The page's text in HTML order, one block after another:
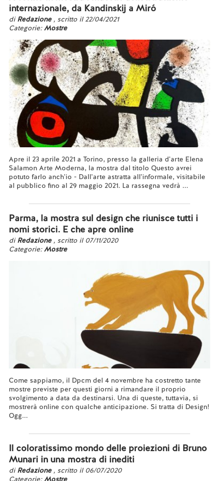
internazionale, da Kandinskij a Miró
di Redazione , scritto il 22/04/2021
Categorie:Mostre
Apre il 23 aprile 2021 a Torino, presso la galleria d'arte Elena
Salamon Arte Moderna, la mostra dal titolo Questo avrei
potuto farlo anch'io - Dall'arte astratta all'informale, visitabile
al pubblico fino al 29 maggio 2021. La rassegna vedrà ...
Parma, la mostra sul design che riunisce tutti i
nomi storici. E che apre online
di Redazione , scritto il 07/11/2020
Categorie:Mostre
Come sappiamo, il Dpcm del 4 novembre ha costretto tante
mostre previste per questi giorni a rimandare il proprio
svolgimento a data da destinarsi. Una di queste, tuttavia, si
mostrerà online con qualche anticipazione. Si tratta di Design!
Ogg...
Il coloratissimo mondo delle proiezioni di Bruno
Munari in una mostra di inediti
di Redazione , scritto il 06/07/2020
Categorie: Mostre